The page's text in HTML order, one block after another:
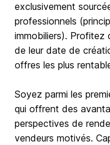
exclusivement
professionnels
immobiliers).
de leur date de
offres les plus
Soyez parmi les
qui offrent des
perspectives de
vendeurs motivés.